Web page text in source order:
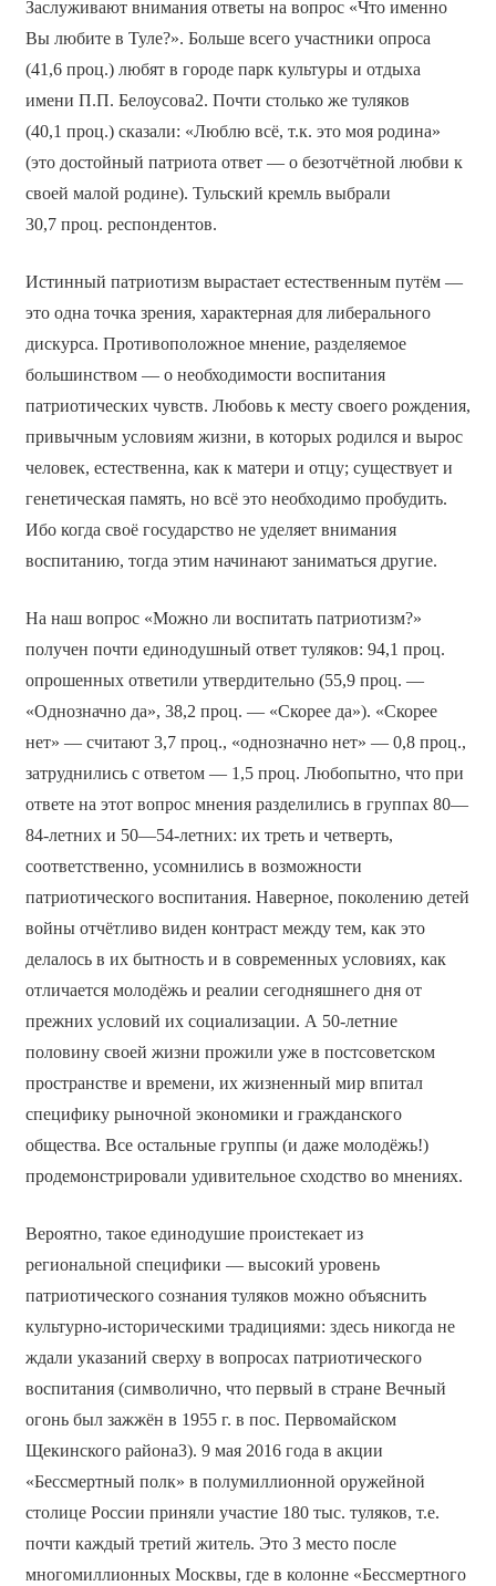
Заслуживают внимания ответы на вопрос «Что именно
Вы любите в Туле?». Больше всего участники опроса
(41,6 проц.) любят в городе парк культуры и отдыха
имени П.П. Белоусова2. Почти столько же туляков
(40,1 проц.) сказали: «Люблю всё, т.к. это моя родина»
(это достойный патриота ответ — о безотчётной любви к
своей малой родине). Тульский кремль выбрали
30,7 проц. респондентов.
Истинный патриотизм вырастает естественным путём —
это одна точка зрения, характерная для либерального
дискурса. Противоположное мнение, разделяемое
большинством — о необходимости воспитания
патриотических чувств. Любовь к месту своего рождения,
привычным условиям жизни, в которых родился и вырос
человек, естественна, как к матери и отцу; существует и
генетическая память, но всё это необходимо пробудить.
Ибо когда своё государство не уделяет внимания
воспитанию, тогда этим начинают заниматься другие.
На наш вопрос «Можно ли воспитать патриотизм?»
получен почти единодушный ответ туляков: 94,1 проц.
опрошенных ответили утвердительно (55,9 проц. —
«Однозначно да», 38,2 проц. — «Скорее да»). «Скорее
нет» — считают 3,7 проц., «однозначно нет» — 0,8 проц.,
затруднились с ответом — 1,5 проц. Любопытно, что при
ответе на этот вопрос мнения разделились в группах 80—
84-летних и 50—54-летних: их треть и четверть,
соответственно, усомнились в возможности
патриотического воспитания. Наверное, поколению детей
войны отчётливо виден контраст между тем, как это
делалось в их бытность и в современных условиях, как
отличается молодёжь и реалии сегодняшнего дня от
прежних условий их социализации. А 50-летние
половину своей жизни прожили уже в постсоветском
пространстве и времени, их жизненный мир впитал
специфику рыночной экономики и гражданского
общества. Все остальные группы (и даже молодёжь!)
продемонстрировали удивительное сходство во мнениях.
Вероятно, такое единодушие проистекает из
региональной специфики — высокий уровень
патриотического сознания туляков можно объяснить
культурно-историческими традициями: здесь никогда не
ждали указаний сверху в вопросах патриотического
воспитания (символично, что первый в стране Вечный
огонь был зажжён в 1955 г. в пос. Первомайском
Щекинского района3). 9 мая 2016 года в акции
«Бессмертный полк» в полумиллионной оружейной
столице России приняли участие 180 тыс. туляков, т.е.
почти каждый третий житель. Это 3 место после
многомиллионных Москвы, где в колонне «Бессмертного